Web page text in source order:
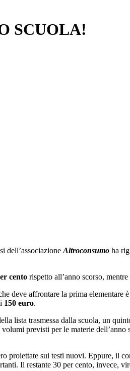
SCUOLA!
dell’associazione Altroconsumo ha
cento rispetto all’anno scorso,
deve affrontare la prima elementare
150 euro.
lista trasmessa dalla scuola, un
previsti per le materie
proiettate sui testi nuovi. Eppure, il
Il restante 30 per cento, invece,